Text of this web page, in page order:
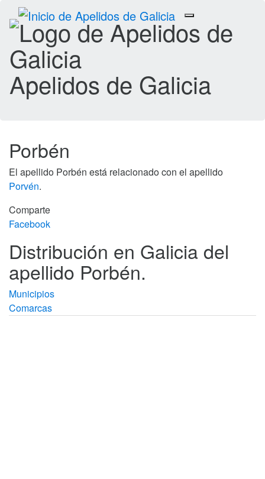
Toggle
navigation
Apelidos de Galicia
Porbén
El apellido Porbén está relacionado con el apellido
Porvén.
Comparte
Facebook
Distribución en Galicia del
apellido Porbén.
Municipios
Comarcas